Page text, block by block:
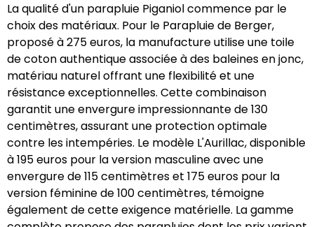
La qualité d'un parapluie Piganiol commence par le
choix des matériaux. Pour le Parapluie de Berger,
proposé à 275 euros, la manufacture utilise une toile
de coton authentique associée à des baleines en jonc,
matériau naturel offrant une flexibilité et une
résistance exceptionnelles. Cette combinaison
garantit une envergure impressionnante de 130
centimètres, assurant une protection optimale
contre les intempéries. Le modèle L'Aurillac, disponible
à 195 euros pour la version masculine avec une
envergure de 115 centimètres et 175 euros pour la
version féminine de 100 centimètres, témoigne
également de cette exigence matérielle. La gamme